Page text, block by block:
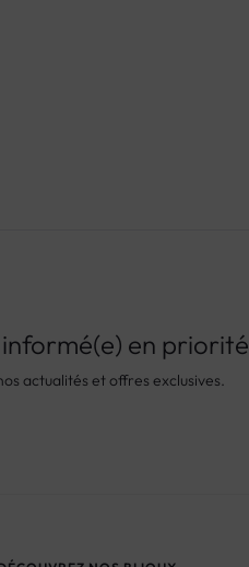
informé(e) en priorité
actualités et offres exclusives.